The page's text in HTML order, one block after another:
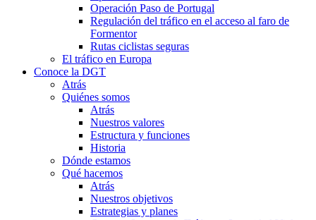
Operación Paso de Portugal
Regulación del tráfico en el acceso al faro de
Formentor
Rutas ciclistas seguras
El tráfico en Europa
Conoce la DGT
Atrás
Quiénes somos
Atrás
Nuestros valores
Estructura y funciones
Historia
Dónde estamos
Qué hacemos
Atrás
Nuestros objetivos
Estrategias y planes